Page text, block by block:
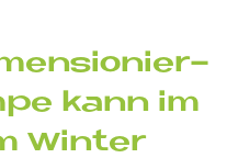
kann im
Win­ter